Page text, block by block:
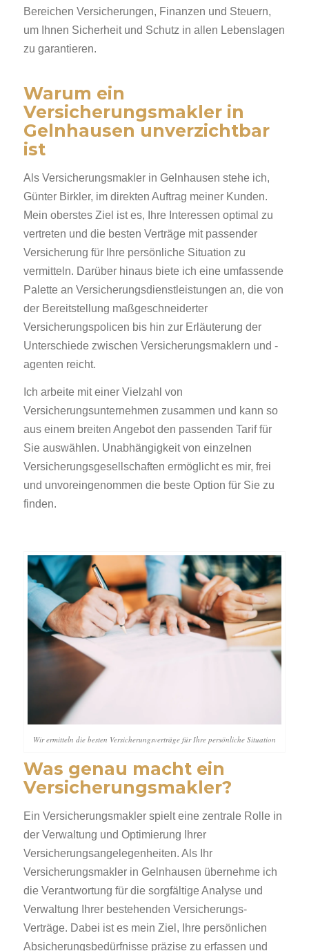
Bereichen Versicherungen, Finanzen und Steuern,
um Ihnen Sicherheit und Schutz in allen Lebenslagen
zu garantieren.
Warum ein
Versicherungsmakler in
Gelnhausen unverzichtbar
ist
Als Versicherungsmakler in Gelnhausen stehe ich,
Günter Birkler, im direkten Auftrag meiner Kunden.
Mein oberstes Ziel ist es, Ihre Interessen optimal zu
vertreten und die besten Verträge mit passender
Versicherung für Ihre persönliche Situation zu
vermitteln. Darüber hinaus biete ich eine umfassende
Palette an Versicherungsdienstleistungen an, die von
der Bereitstellung maßgeschneiderter
Versicherungspolicen bis hin zur Erläuterung der
Unterschiede zwischen Versicherungsmaklern und -
agenten reicht.
Ich arbeite mit einer Vielzahl von
Versicherungsunternehmen zusammen und kann so
aus einem breiten Angebot den passenden Tarif für
Sie auswählen. Unabhängigkeit von einzelnen
Versicherungsgesellschaften ermöglicht es mir, frei
und unvoreingenommen die beste Option für Sie zu
finden.
Wir ermitteln die besten Versicherungsverträge für Ihre persönliche Situation
Was genau macht ein
Versicherungsmakler?
Ein Versicherungsmakler spielt eine zentrale Rolle in
der Verwaltung und Optimierung Ihrer
Versicherungsangelegenheiten. Als Ihr
Versicherungsmakler in Gelnhausen übernehme ich
die Verantwortung für die sorgfältige Analyse und
Verwaltung Ihrer bestehenden Versicherungs-
Verträge. Dabei ist es mein Ziel, Ihre persönlichen
Absicherungsbedürfnisse präzise zu erfassen und